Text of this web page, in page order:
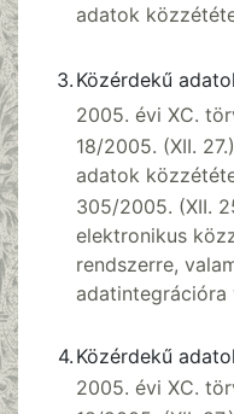
adatok
3. Közérdekű
2005. évi XC.
18/2005. (XII.
adatok
305/2005. (XII.
elektronikus
rendszerre,
4. Közérdekű
2005. évi XC.